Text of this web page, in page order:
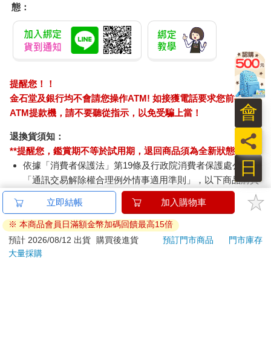
態：
提醒您！！
金石堂及銀行均不會請您操作ATM! 如接獲電話要求您前往
ATM提款機，請不要聽從指示，以免受騙上當！
退換貨須知：
**提醒您，鑑賞期不等於試用期，退回商品須為全新狀態**
依據「消費者保護法」第19條及行政院消費者保護處公告之
「通訊交易解除權合理例外情事適用準則」，以下商品購買
後，除商品本身有瑕疵外，將不提供7天的猶豫期：
易於腐敗、保存期限較短或解約時即將逾期。（如：生
鮮食品）
依消費者要求所為之客製化給付。（客製化商品）
報紙、期刊或雜誌。（含MOOK、外文雜誌）
立即結帳 加入購物車
※ 本商品會員日滿額金幣加碼回饋最高15倍
預計 2026/08/12 出貨
購買後進貨 預訂門市商品
門市庫存
大量採購
日
員
會